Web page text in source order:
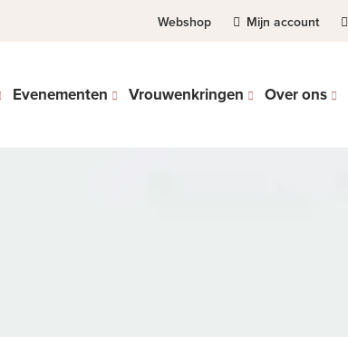
Webshop Mijn account
Evenementen Vrouwenkringen Over ons